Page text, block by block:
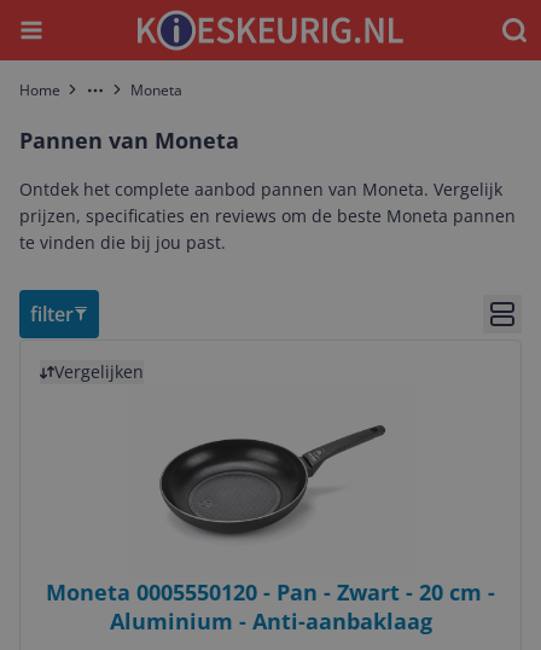
Menu
Home More Moneta
Pannen van Moneta
Ontdek het complete aanbod pannen van Moneta. Vergelijk
prijzen, specificaties en reviews om de beste Moneta pannen
te vinden die bij jou past.
filter
Vergelijken
Moneta 0005550120 - Pan - Zwart - 20 cm -
Aluminium - Anti-aanbaklaag